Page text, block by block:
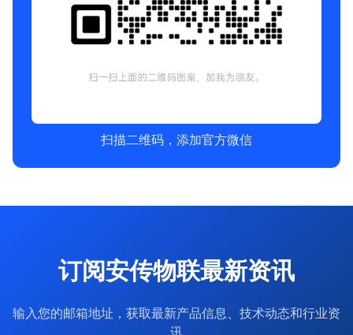
扫描二维码，添加官方微信
订阅安传物联最新资讯
输入您的邮箱地址，获取最新产品信息、技术动态和行业资